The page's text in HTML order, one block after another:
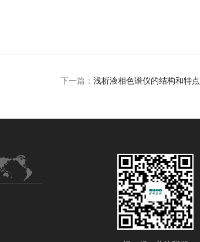
下一篇： 浅析液相色谱仪的结构和特点